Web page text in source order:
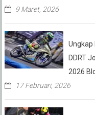
9 Maret, 2026
Ungkap
DDRT
2026
17 Februari, 2026